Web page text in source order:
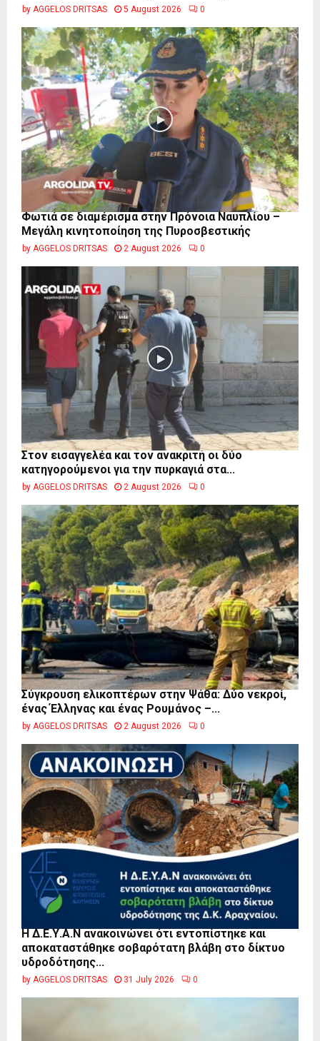
by AGGELOS DRITSAS 5 August 2026 0
Φωτιά σε διαμέρισμα στην Πρόνοια Ναυπλίου –
Μεγάλη κινητοποίηση της Πυροσβεστικής
by AGGELOS DRITSAS 2 August 2026 0
Στον εισαγγελέα και τον ανακριτή οι δύο
κατηγορούμενοι για την πυρκαγιά στα...
by AGGELOS DRITSAS 2 August 2026 0
Σύγκρουση ελικοπτέρων στην Ψάθα: Δύο νεκροί,
ένας Έλληνας και ένας Ρουμάνος –...
by AGGELOS DRITSAS 2 August 2026 0
Η Δ.Ε.Υ.Α.Ν ανακοινώνει ότι εντοπίστηκε και
αποκαταστάθηκε σοβαρότατη βλάβη στο δίκτυο
υδροδότησης...
by AGGELOS DRITSAS 31 July 2026 0